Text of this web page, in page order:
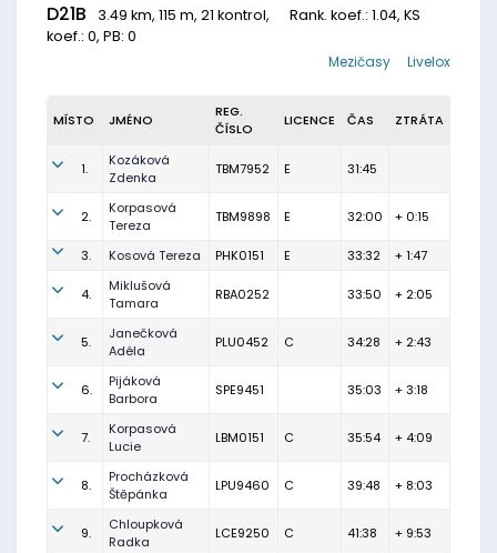
D21B 3.49 km, 115 m, 21 kontrol, Rank. koef.: 1.04, KS
koef.: 0, PB: 0
Livelox
Mezičasy
MÍSTO JMÉNO
REG.
ČÍSLO
LICENCE ČAS ZTRÁTA
1.
Kozáková
Zdenka
TBM7952 E 31:45
2.
Korpasová
Tereza
TBM9898 E 32:00 + 0:15
3. Kosová Tereza PHK0151 E 33:32 + 1:47
4.
Miklušová
Tamara
RBA0252 33:50 + 2:05
5.
Janečková
Adéla
PLU0452 C 34:28 + 2:43
6.
Pijáková
Barbora
SPE9451 35:03 + 3:18
7.
Korpasová
Lucie
LBM0151 C 35:54 + 4:09
8.
Procházková
Štěpánka
LPU9460 C 39:48 + 8:03
9.
Chloupková
Radka
LCE9250 C 41:38 + 9:53